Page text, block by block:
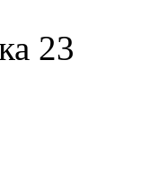
23